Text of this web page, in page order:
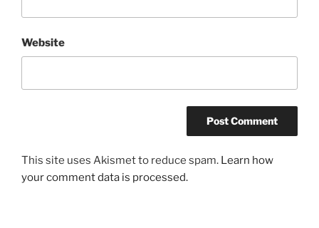
Website
This site uses Akismet to reduce spam. Learn how
your comment data is processed.